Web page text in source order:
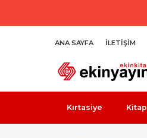
ANA SAYFA İLETIŞIM
Kırtasiye Kitap